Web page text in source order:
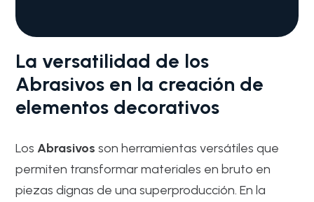
La versatilidad de los
Abrasivos en la creación de
elementos decorativos
Los Abrasivos son herramientas versátiles que
permiten transformar materiales en bruto en
piezas dignas de una superproducción. En la